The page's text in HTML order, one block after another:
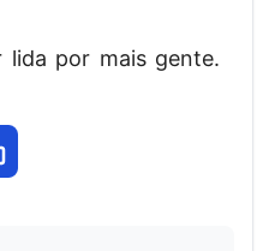
lida por mais gente.